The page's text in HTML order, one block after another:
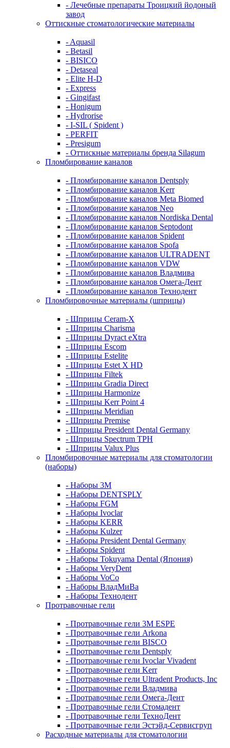
- Лечебные препараты Троицкий йодоный
завод
Оттискные стоматологические материалы
- Aquasil
- Betasil
- BISICO
- Detaseal
- Elite H-D
- Express
- Gingifast
- Honigum
- Hydrorise
- I-SIL ( Spident )
- PERFIT
- Presigum
- Оттискные материалы бренда Silagum
Пломбирование каналов
- Пломбирование каналов Dentsply
- Пломбирование каналов Kerr
- Пломбирование каналов Meta Biomed
- Пломбирование каналов Neo
- Пломбирование каналов Nordiska Dental
- Пломбирование каналов Septodont
- Пломбирование каналов Spident
- Пломбирование каналов Spofa
- Пломбирование каналов ULTRADENT
- Пломбирование каналов VDW
- Пломбирование каналов Владмива
- Пломбирование каналов Омега-Дент
- Пломбирование каналов Технодент
Пломбировочные материалы (шприцы)
- Шприцы Ceram-X
- Шприцы Charisma
- Шприцы Dyract eXtra
- Шприцы Escom
- Шприцы Estelite
- Шприцы Estet X HD
- Шприцы Filtek
- Шприцы Gradia Direct
- Шприцы Harmonize
- Шприцы Kerr Point 4
- Шприцы Meridian
- Шприцы Premise
- Шприцы President Dental Germany
- Шприцы Spectrum TPH
- Шприцы Valux Plus
Пломбировочные материалы для стоматологии
(наборы)
- Наборы 3М
- Наборы DENTSPLY
- Наборы FGM
- Наборы Ivoclar
- Наборы KERR
- Наборы Kulzer
- Наборы President Dental Germany
- Наборы Spident
- Наборы Tokuyama Dental (Япония)
- Наборы VeryDent
- Наборы VoCo
- Наборы ВладМиВа
- Наборы Технодент
Протравочные гели
- Протравочные гели 3М ESPE
- Протравочные гели Arkona
- Протравочные гели BISCO
- Протравочные гели Dentsply
- Протравочные гели Ivoclar Vivadent
- Протравочные гели Kerr
- Протравочные гели Ultradent Products, Inc
- Протравочные гели Владмива
- Протравочные гели Омега-Дент
- Протравочные гели Стомадент
- Протравочные гели ТехноДент
- Протравочные гели Эстэйд-Сервисгруп
Расходные материалы для стоматологии